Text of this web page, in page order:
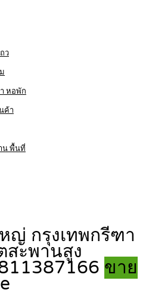
ว
หอพัก
ค้า
น พื้นที่
ญ่ กรุงเทพกรีฑา
สะพานสูง
ขาย